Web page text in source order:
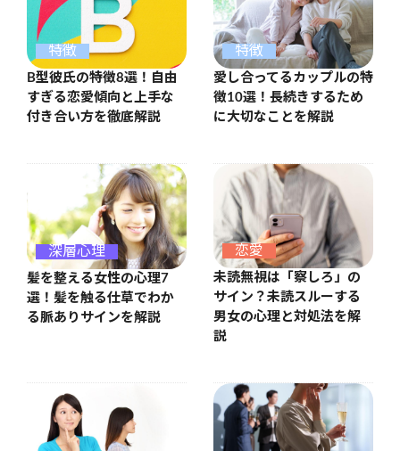
特徴
B型彼氏の特徴8選！自由
すぎる恋愛傾向と上手な
付き合い方を徹底解説
特徴
愛し合ってるカップルの特
徴10選！長続きするため
に大切なことを解説
深層心理
髪を整える女性の心理7
選！髪を触る仕草でわか
る脈ありサインを解説
恋愛
未読無視は「察しろ」の
サイン？未読スルーする
男女の心理と対処法を解
説